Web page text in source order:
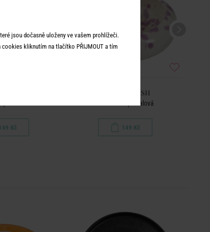
Kč
BOOGY SPLASH
Miska na dip - fialová
149 Kč
jsou dočasně uloženy ve vašem prohlížeči.
kliknutím na tlačítko PŘIJMOUT a tím